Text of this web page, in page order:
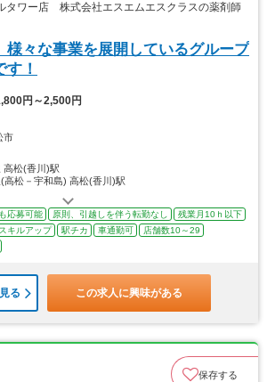
タワー店 株式会社エスエムエスクラスの薬剤師
様々な事業を展開しているグループ
！
円～2,500円
市
高松(香川)駅
(高松－宇和島) 高松(香川)駅
応募可能 原則、引越しを伴う転勤なし
残業月10ｈ以下
スキルアップ 駅チカ 車通勤可
店舗数10～29
る この求人に興味がある
保存する